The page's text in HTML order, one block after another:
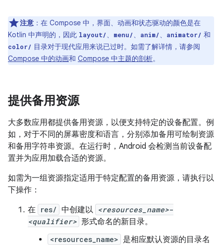
注意 ：在 Compose 中，界面、动画和状态驱动的颜色是在
Kotlin 中声明的，因此 layout/、 menu/、 anim/、 animator/ 和
color/ 目录对于现代应用来说已过时。如需了解详情，请参阅
Compose 中的动画和 Compose 中主题的剖析。
提供备用资源
大多数应用都提供备用资源，以便支持特定的设备配置。例
如，对于不同的屏幕密度和语言，分别添加备用可绘制资源
和备用字符串资源。在运行时，Android 会检测当前设备配
置并为应用加载合适的资源。
如需为一组资源指定适用于特定配置的备用资源，请执行以
下操作：
在 res/ 中创建以 <resources_name>-
<qualifier> 形式命名的新目录。
<resources_name> 是相应默认资源的目录名